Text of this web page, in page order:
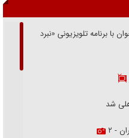
با برنامه تلویزیونی «نبرد
شد
- ۲